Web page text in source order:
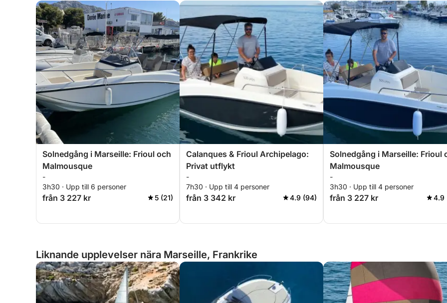
Solnedgång i Marseille: Frioul och
Malmousque
-
3h30 · Upp till 6 personer
från 3 227 kr 5 (21)
Calanques & Frioul Archipelago:
Privat utflykt
-
7h30 · Upp till 4 personer
från 3 342 kr 4.9 (94)
Solnedgång i Marseille: Frioul
Malmousque
-
3h30 · Upp till 4 personer
från 3 227 kr 4.9
Liknande upplevelser nära Marseille, Frankrike